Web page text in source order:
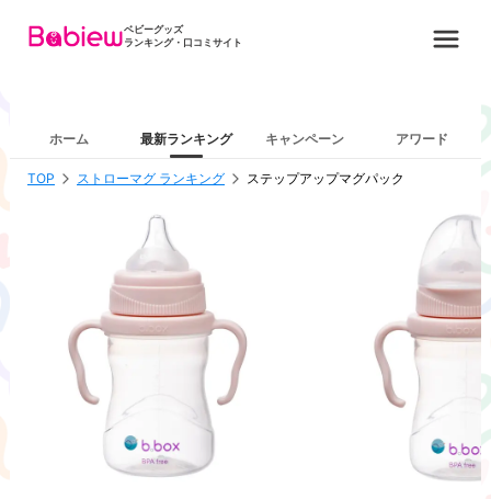
ベビーグッズ
ランキング・口コミサイト
ホーム 最新ランキング キャンペーン アワード
TOP ストローマグ ランキング ステップアップマグパック